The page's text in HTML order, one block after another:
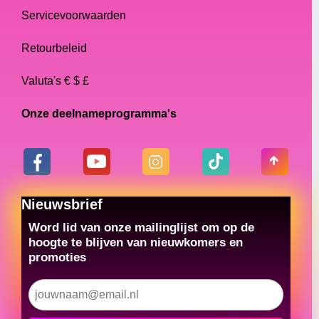
Servicevoorwaarden
Retourbeleid
Valuta's € $ £
Onze deelnameprogramma's
Nieuwsbrief
Word lid van onze mailinglijst om op de
hoogte te blijven van nieuwkomers en
promoties